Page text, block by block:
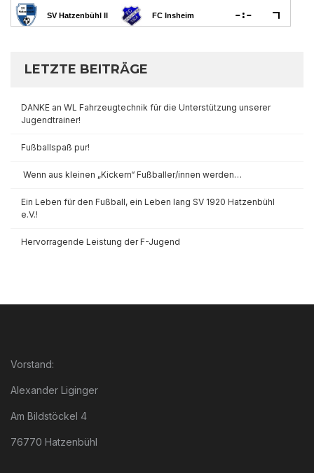
LETZTE BEITRÄGE
DANKE an WL Fahrzeugtechnik für die Unterstützung unserer
Jugendtrainer!
Fußballspaß pur!
Wenn aus kleinen „Kickern“ Fußballer/innen werden…
Ein Leben für den Fußball, ein Leben lang SV 1920 Hatzenbühl
e.V.!
Hervorragende Leistung der F-Jugend
Vorstand:
Alexander Liginger
Am Bildstöckel 4
76770 Hatzenbühl